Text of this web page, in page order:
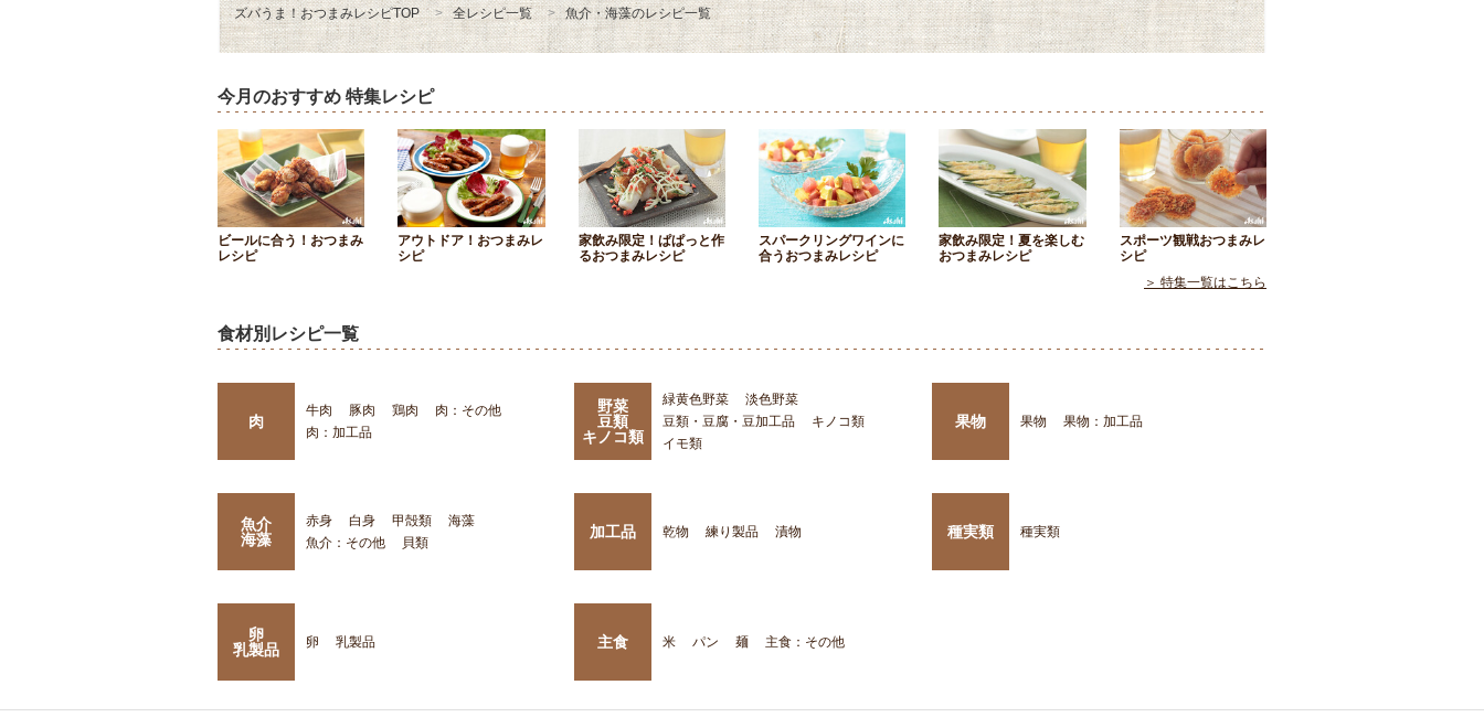
ズバうま！おつまみレシピTOP
全レシピ一覧 魚介・海藻のレシピ一覧
今月のおすすめ 特集レシピ
ビールに合う！おつまみ
レシピ
アウトドア！おつまみレ
シピ
家飲み限定！ぱぱっと作
るおつまみレシピ
スパークリングワインに
合うおつまみレシピ
家飲み限定！夏を楽しむ
おつまみレシピ
スポーツ観戦おつまみレ
シピ
＞ 特集一覧はこちら
食材別レシピ一覧
肉
牛肉 豚肉 鶏肉
肉：その他
肉：加工品
野菜
豆類
キノコ類
緑黄色野菜
淡色野菜
豆類・豆腐・豆加工品
キノコ類
イモ類
果物 果物 果物：加工品
魚介
海藻
赤身 白身 甲殻類
海藻
魚介：その他
貝類
加工品 乾物 練り製品 漬物 種実類 種実類
卵
乳製品
卵 乳製品 主食 米 パン 麺 主食：その他